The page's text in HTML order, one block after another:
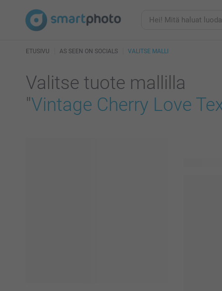
ETUSIVU AS SEEN ON SOCIALS VALITSE MALLI
Valitse tuote mallilla
"Vintage Cherry Love